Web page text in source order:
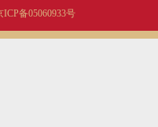
ICP备05060933号